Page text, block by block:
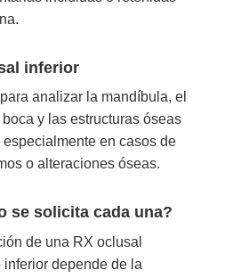
inferior
analizar la mandíbula, el
y las estructuras óseas
especialmente en casos de
o alteraciones óseas.
se solicita cada una?
de una RX oclusal
inferior depende de la